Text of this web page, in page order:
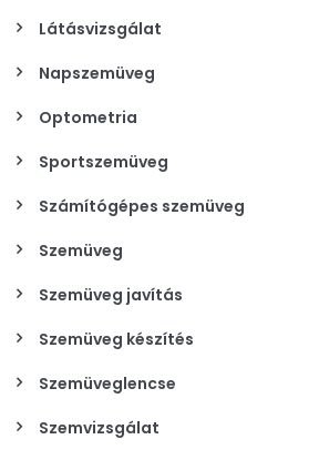
Látásvizsgálat
Napszemüveg
Optometria
Sportszemüveg
Számítógépes szemüveg
Szemüveg
Szemüveg javítás
Szemüveg készítés
Szemüveglencse
Szemvizsgálat